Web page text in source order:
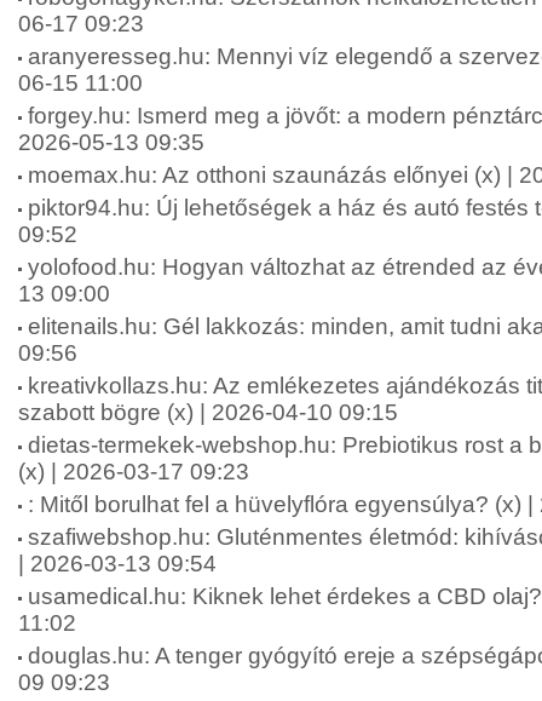
06-17 09:23
aranyeresseg.hu: Mennyi víz elegendő a
06-15 11:00
forgey.hu: Ismerd meg a jövőt: a modern
2026-05-13 09:35
moemax.hu: Az otthoni szaunázás előnyei (x) |
piktor94.hu: Új lehetőségek a ház és autó festés
09:52
yolofood.hu: Hogyan változhat az étrended az
13 09:00
elitenails.hu: Gél lakkozás: minden, amit tudni
09:56
kreativkollazs.hu: Az emlékezetes ajándékozás
szabott bögre (x) | 2026-04-10 09:15
dietas-termekek-webshop.hu: Prebiotikus rost a
(x) | 2026-03-17 09:23
: Mitől borulhat fel a hüvelyflóra egyensúlya? (x)
szafiwebshop.hu: Gluténmentes életmód:
| 2026-03-13 09:54
usamedical.hu: Kiknek lehet érdekes a CBD
11:02
douglas.hu: A tenger gyógyító ereje a
09 09:23